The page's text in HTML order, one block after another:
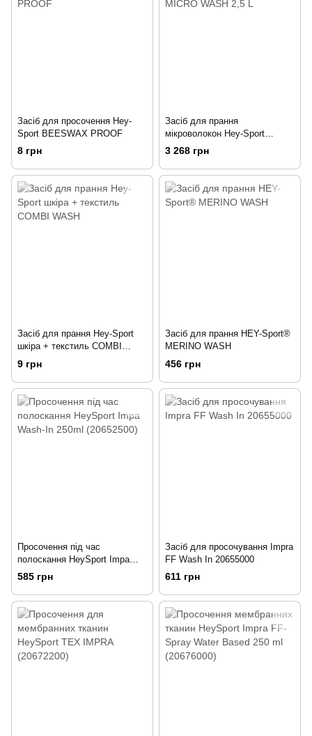
Засіб для просочення Hey-
Sport BEESWAX PROOF
8 грн
Засіб для прання
мікроволокон Hey-Sport
MICRO WASH 2,5 L
3 268 грн
Засіб для прання Hey-Sport
шкіра + текстиль COMBI
WASH
9 грн
Засіб для прання HEY-Sport®
MERINO WASH
456 грн
Просочення під час
полоскання HeySport Impa
Wash-In 250ml (20652500)
585 грн
Засіб для просочування Impra
FF Wash In 20655000
611 грн